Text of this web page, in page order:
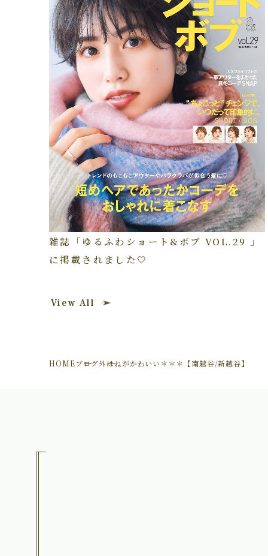
雑誌「ゆるふわショート&ボブ VOL.29 」
に掲載されました🤍
View All
HOMEブログ外はねがかわいい＊＊＊【南越谷/新越谷】